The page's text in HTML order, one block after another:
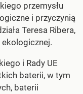
przemysłu
i przyczynią
Teresa Ribera,
i Rady UE
baterii, w tym
baterii